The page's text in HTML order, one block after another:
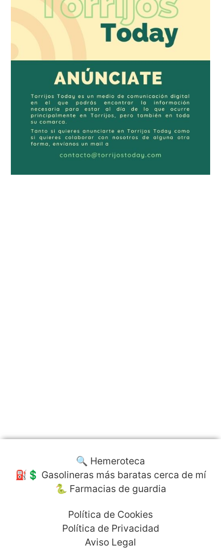
🔍 Hemeroteca
⛽️💲 Gasolineras más baratas cerca de mí
🐍 Farmacias de guardia
Política de Cookies
Política de Privacidad
Aviso Legal